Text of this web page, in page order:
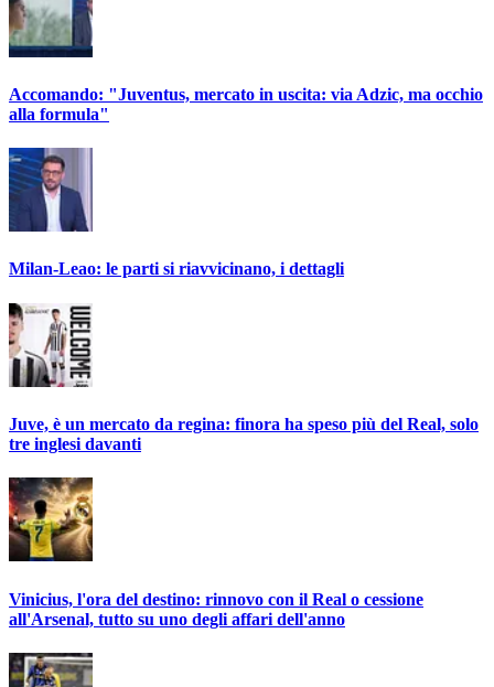
Accomando: "Juventus, mercato in uscita: via Adzic, ma occhio
alla formula"
Milan-Leao: le parti si riavvicinano, i dettagli
Juve, è un mercato da regina: finora ha speso più del Real, solo
tre inglesi davanti
Vinicius, l'ora del destino: rinnovo con il Real o cessione
all'Arsenal, tutto su uno degli affari dell'anno